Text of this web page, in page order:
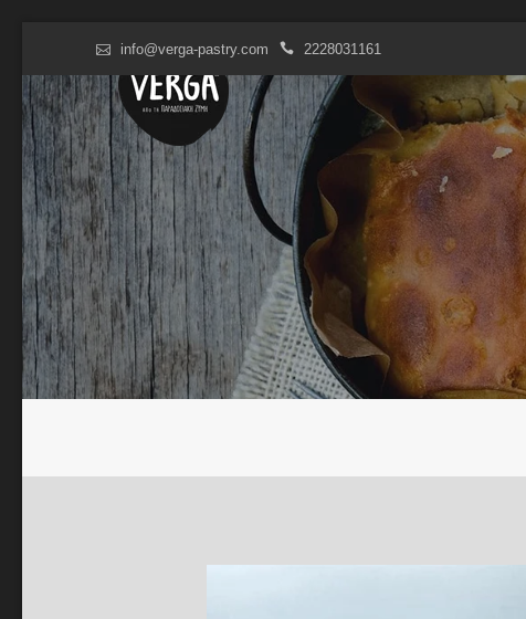
content
info@verga-pastry.com 2228031161